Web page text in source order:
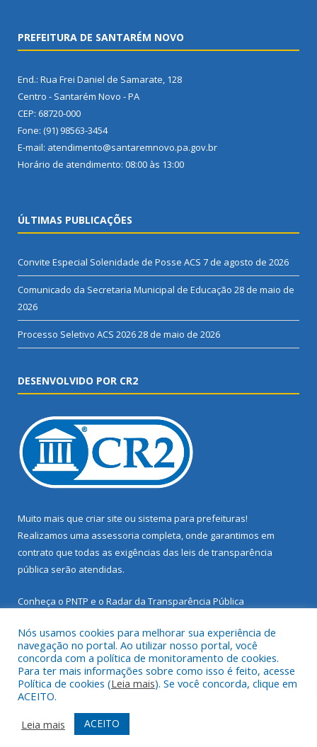
PREFEITURA DE SANTARÉM NOVO
End.: Rua Frei Daniel de Samarate, 128
Centro - Santarém Novo - PA
CEP: 68720-000
Fone: (91) 98563-3454
E-mail: atendimento@santaremnovo.pa.gov.br
Horário de atendimento: 08:00 às 13:00
ÚLTIMAS PUBLICAÇÕES
Convite Especial Solenidade de Posse ACS 7 de agosto de 2026
Comunicado da Secretaria Municipal de Educação 28 de maio de
2026
Processo Seletivo ACS 202628 de maio de 2026
DESENVOLVIDO POR CR2
Muito mais que criar site ou sistema para prefeituras!
Realizamos uma assessoria completa, onde garantimos em
contrato que todas as exigências das leis de transparência
pública serão atendidas.
Conheça o PNTP e o Radar da Transparência Pública
Todos os direitos reservados a Prefeitura Municipal de Santarém
Novo.
Mapa do Site
Acessar Área Administrativa
Acessar Webmail
Nós usamos cookies para melhorar sua experiência de
navegação no portal. Ao utilizar nosso portal, você
concorda com a política de monitoramento de cookies.
Para ter mais informações sobre como isso é feito, acesse
Política de cookies (Leia mais). Se você concorda, clique em
ACEITO.
Leia mais
ACEITO